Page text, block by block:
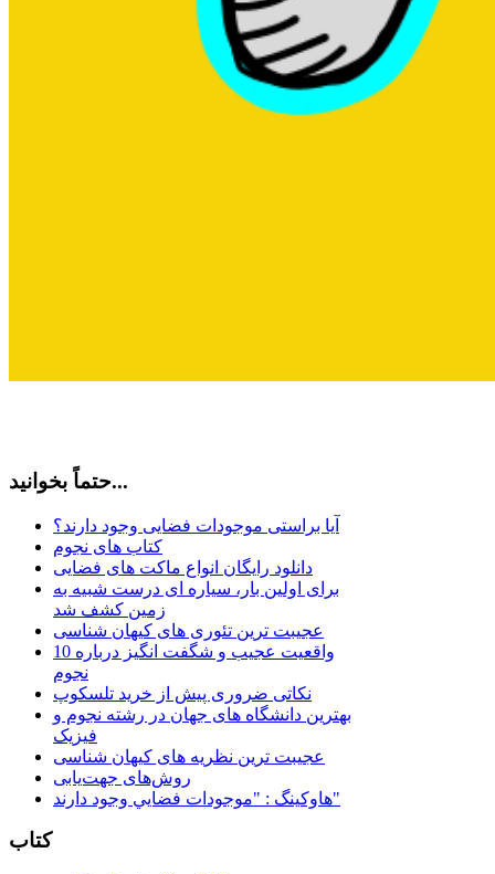
حتماً بخوانید...
آیا براستی موجودات فضایی وجود دارند؟
کتاب های نجوم
دانلود رایگان انواع ماکت های فضایی
برای اولین بار، سیاره ای درست شبیه به
زمین کشف شد
عجیبت ترین تئوری های کیهان شناسی
10 واقعیت عجیب و شگفت انگیز درباره
نجوم
نکاتی ضروری پیش از خرید تلسکوپ
بهترین دانشگاه های جهان در رشته نجوم و
فیزیک
عجیبت ترین نظریه های کیهان شناسی
روش‌های جهت‌یابی
هاوكينگ : "موجودات فضايي وجود دارند"
کتاب